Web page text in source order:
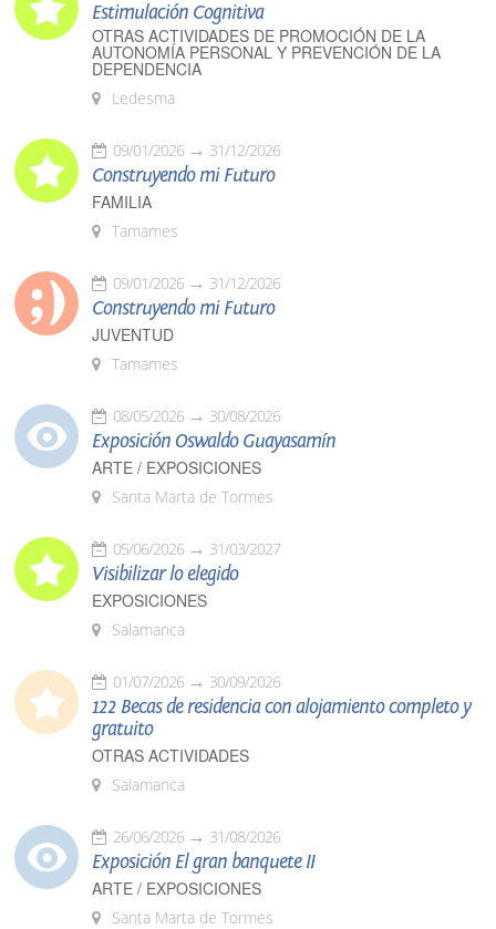
Estimulación Cognitiva
OTRAS ACTIVIDADES DE PROMOCIÓN DE LA
AUTONOMÍA PERSONAL Y PREVENCIÓN DE LA
DEPENDENCIA
Ledesma
09/01/2026 31/12/2026
Construyendo mi Futuro
FAMILIA
Tamames
09/01/2026 31/12/2026
Construyendo mi Futuro
JUVENTUD
Tamames
08/05/2026 30/08/2026
Exposición Oswaldo Guayasamín
ARTE / EXPOSICIONES
Santa Marta de Tormes
05/06/2026 31/03/2027
Visibilizar lo elegido
EXPOSICIONES
Salamanca
01/07/2026 30/09/2026
122 Becas de residencia con alojamiento completo y
gratuito
OTRAS ACTIVIDADES
Salamanca
26/06/2026 31/08/2026
Exposición El gran banquete II
ARTE / EXPOSICIONES
Santa Marta de Tormes